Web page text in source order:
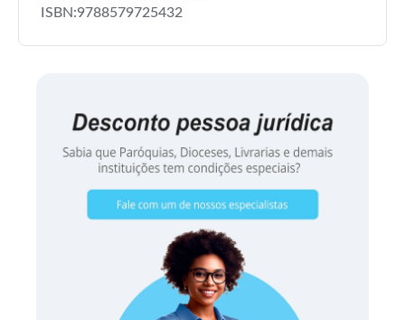
ISBN:9788579725432